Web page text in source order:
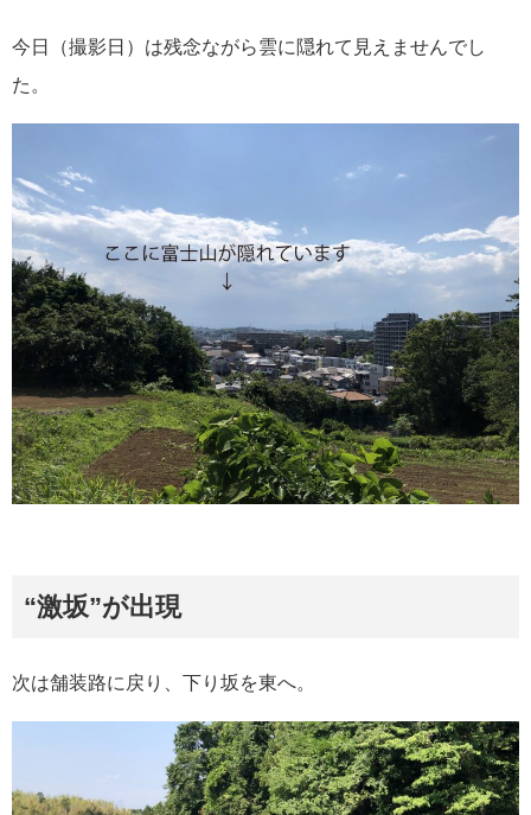
今日（撮影日）は残念ながら雲に隠れて見えませんでし
た。
“激坂”が出現
次は舗装路に戻り、下り坂を東へ。